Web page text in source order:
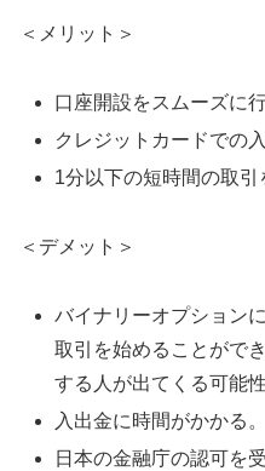
＜メリット＞
口座開設をスムーズに
クレジットカードでの
1分以下の短時間の取引
＜デメット＞
バイナリーオプション
取引を始めることがで
する人が出てくる可能性
入出金に時間がかかる。
日本の金融庁の認可を